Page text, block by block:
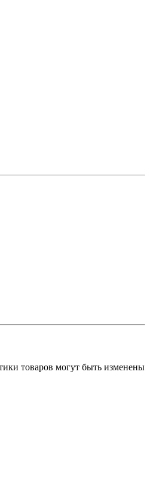
товаров могут быть изменены